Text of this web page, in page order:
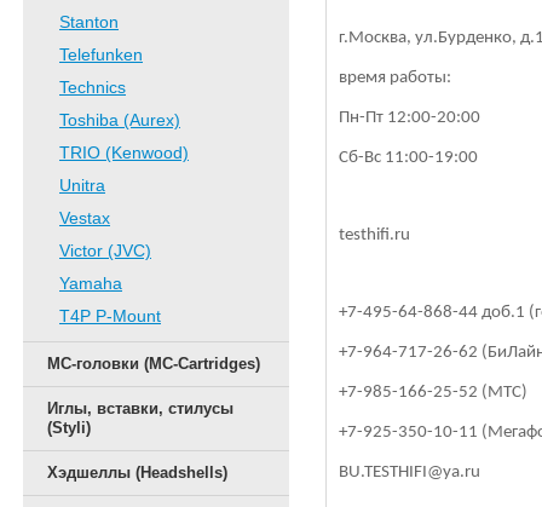
Stanton
Telefunken
Technics
Toshiba (Aurex)
TRIO (Kenwood)
Unitra
Vestax
Victor (JVC)
Yamaha
T4P P-Mount
MC-головки (MC-Cartridges)
Иглы, вставки, стилусы
(Styli)
Хэдшеллы (Headshells)
г.Москва, ул.Бурденко,
время работы:
Пн-Пт 12:00-20:00
Сб-Вс 11:00-19:00
testhifi.ru
+7-495-64-868-44 доб.1
+7-964-717-26-62
+7-985-166-25-52 (МТС)
+7-925-350-10-11
BU.TESTHIFI@ya.ru